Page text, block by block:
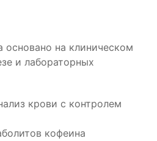
основано на клиническом
и лабораторных
крови с контролем
кофеина